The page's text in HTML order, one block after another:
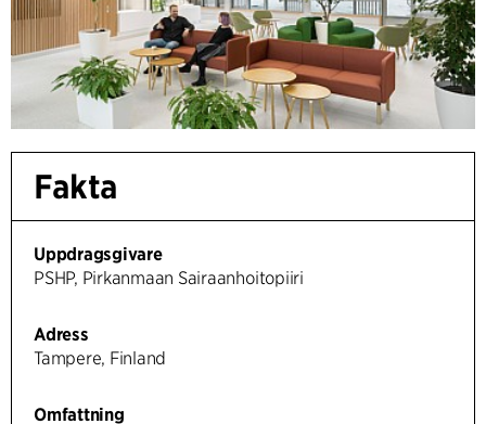
Fakta
Uppdragsgivare
PSHP, Pirkanmaan Sairaanhoitopiiri
Adress
Tampere, Finland
Omfattning